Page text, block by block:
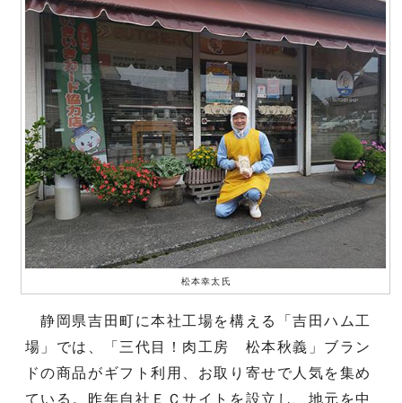
松本幸太氏
静岡県吉田町に本社工場を構える「吉田ハム工
場」では、「三代目！肉工房 松本秋義」ブラン
ドの商品がギフト利用、お取り寄せで人気を集め
ている。昨年自社ＥＣサイトを設立し、地元を中